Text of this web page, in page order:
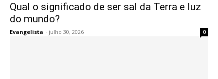
Qual o significado de ser sal da Terra e luz
do mundo?
Evangelista - julho 30, 2026 0